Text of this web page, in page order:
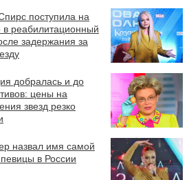
поступила на
в реабилитационный
задержания за
добралась и до
цены на
звезд резко
назвал имя самой
в России